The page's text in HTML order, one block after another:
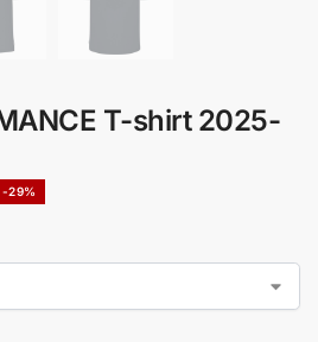
T-shirt 2025-
-29%